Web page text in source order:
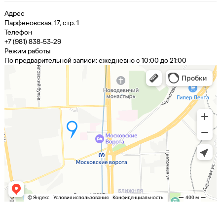
Адрес
Парфеновская, 17, стр. 1
Телефон
+7 (981) 838-53-29
Режим работы
По предварительной записи: ежедневно с 10:00 до 21:00